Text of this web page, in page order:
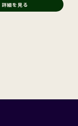
詳細を見る